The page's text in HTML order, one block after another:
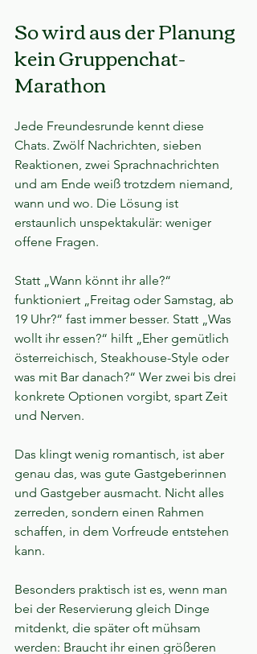
So wird aus der Planung
kein Gruppenchat-
Marathon
Jede Freundesrunde kennt diese
Chats. Zwölf Nachrichten, sieben
Reaktionen, zwei Sprachnachrichten
und am Ende weiß trotzdem niemand,
wann und wo. Die Lösung ist
erstaunlich unspektakulär: weniger
offene Fragen.
Statt „Wann könnt ihr alle?“
funktioniert „Freitag oder Samstag, ab
19 Uhr?“ fast immer besser. Statt „Was
wollt ihr essen?“ hilft „Eher gemütlich
österreichisch, Steakhouse-Style oder
was mit Bar danach?“ Wer zwei bis drei
konkrete Optionen vorgibt, spart Zeit
und Nerven.
Das klingt wenig romantisch, ist aber
genau das, was gute Gastgeberinnen
und Gastgeber ausmacht. Nicht alles
zerreden, sondern einen Rahmen
schaffen, in dem Vorfreude entstehen
kann.
Besonders praktisch ist es, wenn man
bei der Reservierung gleich Dinge
mitdenkt, die später oft mühsam
werden: Braucht ihr einen größeren